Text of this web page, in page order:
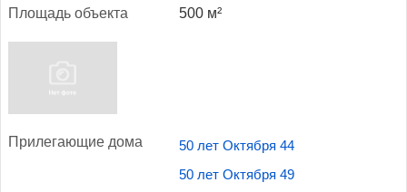
Пло­щадь объ­ек­та 500 м²
При­лега­ющие до­ма 50 лет Октября 44
50 лет Октября 49